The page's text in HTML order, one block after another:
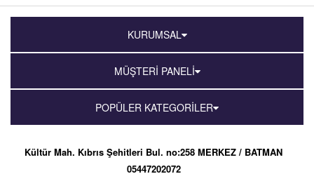
KURUMSAL
MÜŞTERİ PANELİ
POPÜLER KATEGORİLER
Kültür Mah. Kıbrıs Şehitleri Bul. no:258 MERKEZ / BATMAN
05447202072